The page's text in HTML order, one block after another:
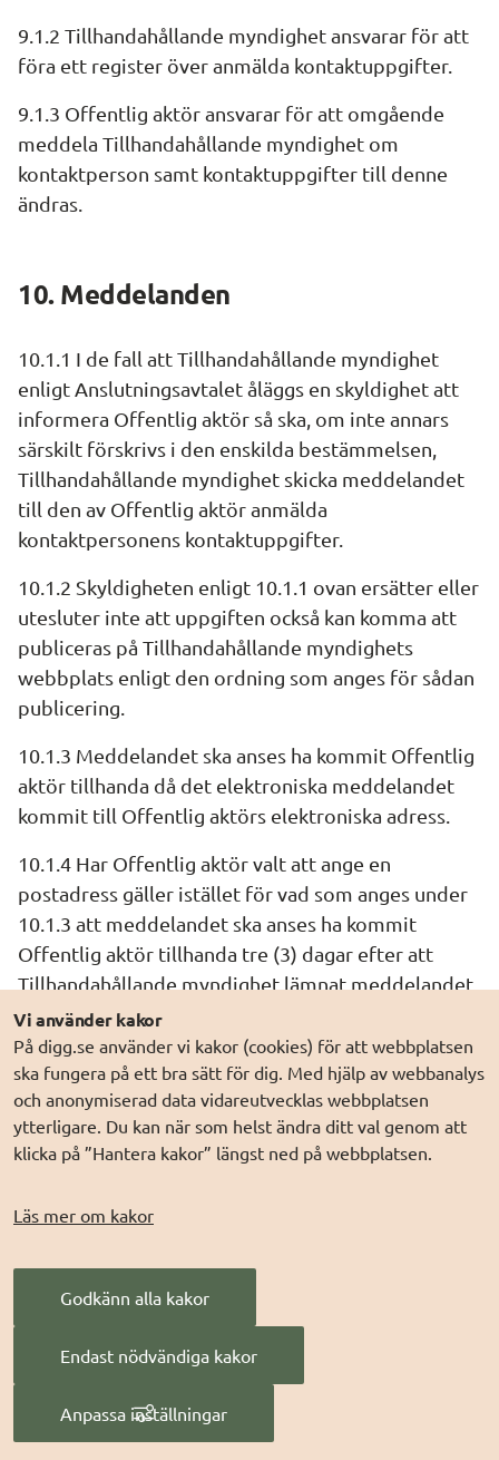
Vi använder kakor
På digg.se använder vi kakor (cookies) för att webbplatsen
ska fungera på ett bra sätt för dig. Med hjälp av webbanalys
och anonymiserad data vidareutvecklas webbplatsen
ytterligare. Du kan när som helst ändra ditt val genom att
klicka på ”Hantera kakor” längst ned på webbplatsen.
Läs mer om kakor
Godkänn alla kakor
Endast nödvändiga kakor
Anpassa inställningar
9.1.2 Tillhandahållande myndighet ansvarar för att
föra ett register över anmälda kontaktuppgifter.
9.1.3 Offentlig aktör ansvarar för att omgående
meddela Tillhandahållande myndighet om
kontaktperson samt kontaktuppgifter till denne
ändras.
10. Meddelanden
10.1.1 I de fall att Tillhandahållande myndighet
enligt Anslutningsavtalet åläggs en skyldighet att
informera Offentlig aktör så ska, om inte annars
särskilt förskrivs i den enskilda bestämmelsen,
Tillhandahållande myndighet skicka meddelandet
till den av Offentlig aktör anmälda
kontaktpersonens kontaktuppgifter.
10.1.2 Skyldigheten enligt 10.1.1 ovan ersätter eller
utesluter inte att uppgiften också kan komma att
publiceras på Tillhandahållande myndighets
webbplats enligt den ordning som anges för sådan
publicering.
10.1.3 Meddelandet ska anses ha kommit Offentlig
aktör tillhanda då det elektroniska meddelandet
kommit till Offentlig aktörs elektroniska adress.
10.1.4 Har Offentlig aktör valt att ange en
postadress gäller istället för vad som anges under
10.1.3 att meddelandet ska anses ha kommit
Offentlig aktör tillhanda tre (3) dagar efter att
Tillhandahållande myndighet lämnat meddelandet
för postbefordran.
11. Tillhandahållande myndighets
åtaganden
11.1.1 Tillhandahållande myndighet har ett
rollen som Tillhandahållande myndighet och
ansvarar genom detta för att:
a) ta fram och publicera villkor och krav för
auktorisationssystemet samt uppgifter om de
Leverantörer som myndigheten ingått avtal med
på webbplats,